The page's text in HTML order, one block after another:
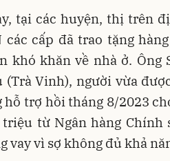
tại các huyện, thị trên
cấp đã trao tặng
khó khăn về nhà ở. Ông
(Trà Vinh), người vừa
hỗ trợ hồi tháng 8/2023
từ Ngân hàng Chính
vay vì sợ không đủ khả